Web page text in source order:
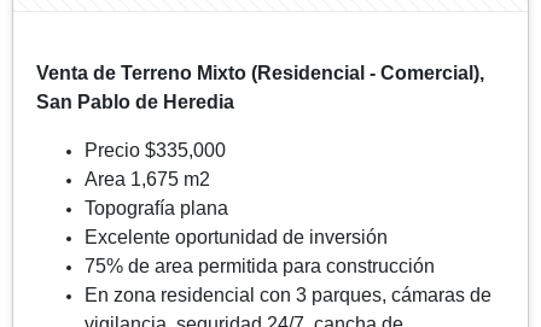
Venta de Terreno Mixto (Residencial - Comercial),
San Pablo de Heredia
Precio $335,000
Area 1,675 m2
Topografía plana
Excelente oportunidad de inversión
75% de area permitida para construcción
En zona residencial con 3 parques, cámaras de